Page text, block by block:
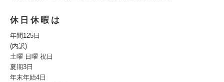
休日休暇は
年間125日
(内訳)
土曜 日曜 祝日
夏期3日
年末年始4日